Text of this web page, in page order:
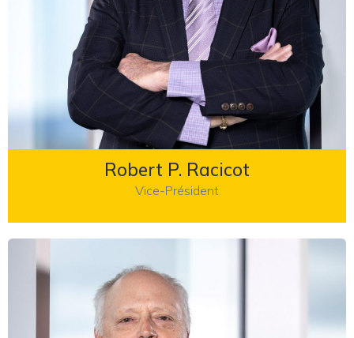
Robert P. Racicot
Vice-Président